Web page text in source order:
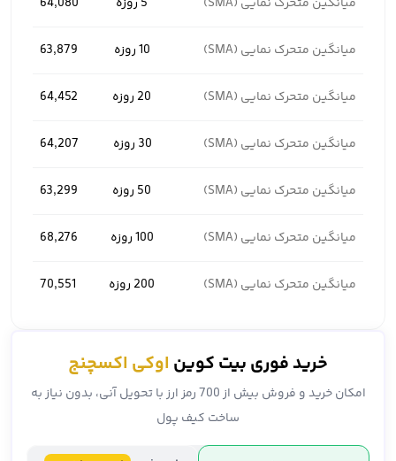
میانگین متحرک نمایی (SMA) 10 روزه 63,879
میانگین متحرک نمایی (SMA) 20 روزه 64,452
میانگین متحرک نمایی (SMA) 30 روزه 64,207
میانگین متحرک نمایی (SMA) 50 روزه 63,299
میانگین متحرک نمایی (SMA) 100 روزه 68,276
میانگین متحرک نمایی (SMA) 200 روزه 70,551
خرید فوری بیت کوین اوکی اکسچنج
امکان خرید و فروش بیش از 700 رمز ارز با تحویل آنی، بدون نیاز به
ساخت کیف پول